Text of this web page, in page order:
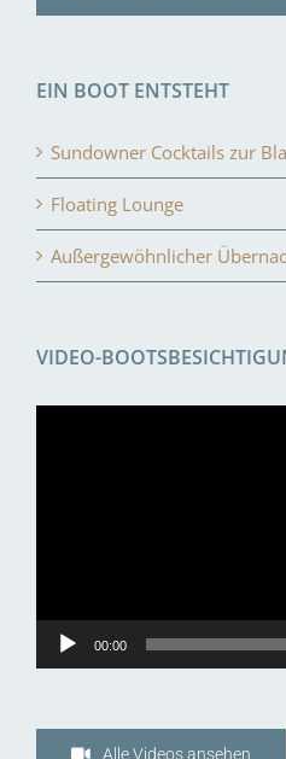
EIN BOOT ENTSTEHT
Sundowner Cocktails zur
Floating Lounge
Außergewöhnlicher
VIDEO-
00:00
Alle Videos ansehen